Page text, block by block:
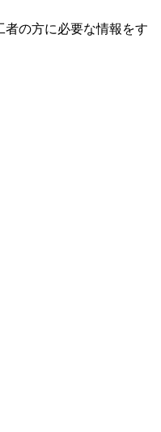
者の方に必要な情報をす